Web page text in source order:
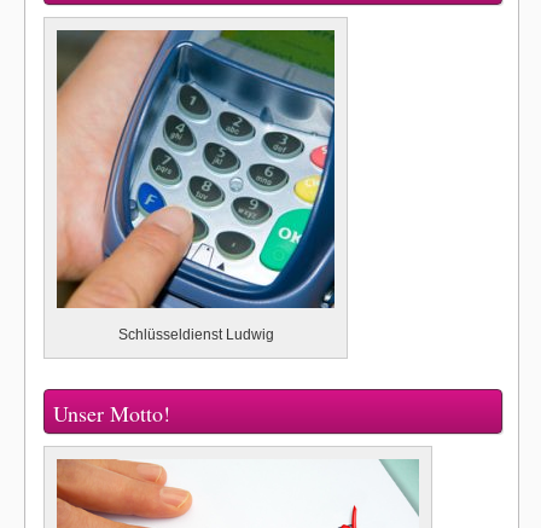
Schlüsseldienst Ludwig
Unser Motto!